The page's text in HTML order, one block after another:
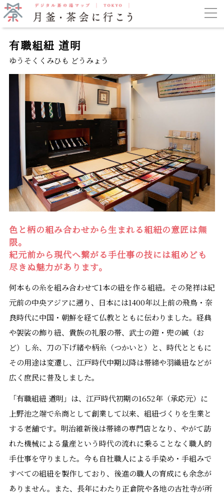
有職組紐 道明
ゆうそくくみひも どうみょう
色と柄の組み合わせから生まれる組紐の意匠は無
限。
紀元前から現代へ繋がる手仕事の技には組めども
尽きぬ魅力があります。
何本もの糸を組み合わせて1本の紐を作る組紐。その発祥は紀
元前の中央アジアに遡り、日本には1400年以上前の飛鳥・奈
良時代に中国・朝鮮を経て仏教とともに伝わりました。経典
や袈裟の飾り紐、貴族の礼服の帯、武士の鎧・兜の縅（お
ど）し糸、刀の下げ緒や柄糸（つかいと）と、時代とともに
その用途は変遷し、江戸時代中期以降は帯締や羽織紐などが
広く庶民に普及しました。
「有職組紐 道明」は、江戸時代初期の1652年（承応元）に
上野池之端で糸商として創業して以来、組紐づくりを生業と
する老舗です。明治維新後は帯締の専門店となり、やがて訪
れた機械による量産という時代の流れに乗ることなく職人的
手仕事を守りました。今も自社職人による手染め・手組みで
すべての組紐を製作しており、後進の職人の育成にも余念が
ありません。また、長年にわたり正倉院や各地の古社寺が所